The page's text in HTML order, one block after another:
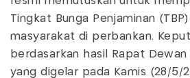
Tingkat Bunga Penjaminan
masyarakat di perbankan.
berdasarkan hasil Rapat Dewan
yang digelar pada Kamis (28/5/